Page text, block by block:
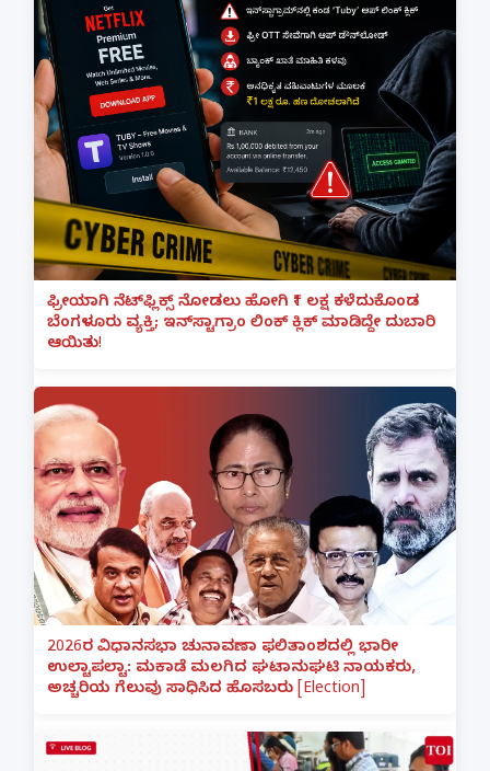
ಫ್ರೀಯಾಗಿ ನೆಟ್‌ಫ್ಲಿಕ್ಸ್ ನೋಡಲು ಹೋಗಿ ₹1 ಲಕ್ಷ ಕಳೆದುಕೊಂಡ
ಬೆಂಗಳೂರು ವ್ಯಕ್ತಿ; ಇನ್‌ಸ್ಟಾಗ್ರಾಂ ಲಿಂಕ್ ಕ್ಲಿಕ್ ಮಾಡಿದ್ದೇ ದುಬಾರಿ
ಆಯಿತು!
2026ರ ವಿಧಾನಸಭಾ ಚುನಾವಣಾ ಫಲಿತಾಂಶದಲ್ಲಿ ಭಾರೀ
ಉಲ್ಟಾಪಲ್ಟಾ: ಮಕಾಡೆ ಮಲಗಿದ ಘಟಾನುಘಟಿ ನಾಯಕರು,
ಅಚ್ಚರಿಯ ಗೆಲುವು ಸಾಧಿಸಿದ ಹೊಸಬರು [Election]